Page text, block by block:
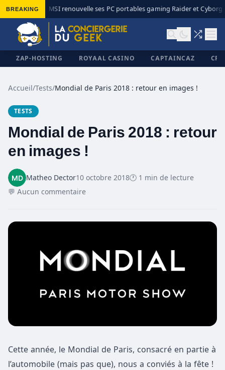
BREAKING◆ MSI renouvelle ses PC portables gaming Raider et Cyborg
ZAP-HOSTING ROYAAL CASINO CAPTAINCAZ
Accueil/Tests/Mondial de Paris 2018 : retour en images !
TESTS
Mondial de Paris 2018 : retour
en images !
Matheo Dector10 octobre 2018🕐 1 min de lecture
💬 Aucun commentaire
Cette année, le Mondial de Paris, consacré en partie à
l’automobile (mais pas que), nous a conviés à la fête !